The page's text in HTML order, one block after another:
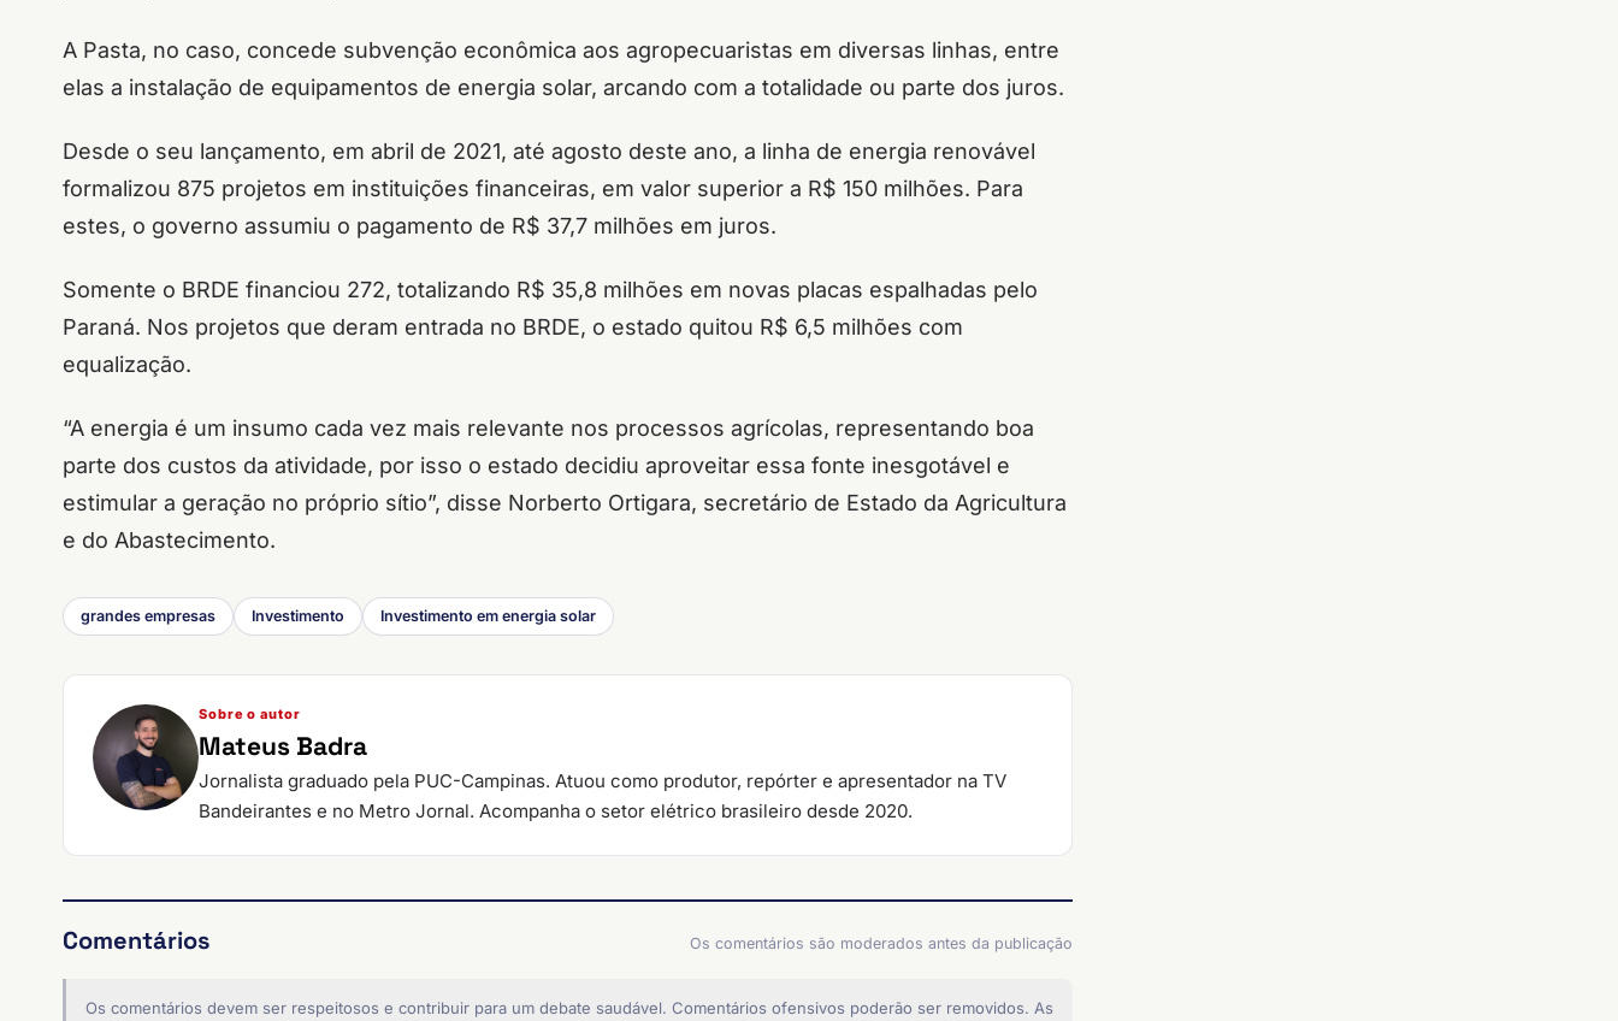
A Pasta, no caso, concede subvenção econômica aos agropecuaristas em diversas linhas, entre
elas a instalação de equipamentos de energia solar, arcando com a totalidade ou parte dos juros.
Desde o seu lançamento, em abril de 2021, até agosto deste ano, a linha de energia renovável
formalizou 875 projetos em instituições financeiras, em valor superior a R$ 150 milhões. Para
estes, o governo assumiu o pagamento de R$ 37,7 milhões em juros.
Somente o BRDE financiou 272, totalizando R$ 35,8 milhões em novas placas espalhadas pelo
Paraná. Nos projetos que deram entrada no BRDE, o estado quitou R$ 6,5 milhões com
equalização.
“A energia é um insumo cada vez mais relevante nos processos agrícolas, representando boa
parte dos custos da atividade, por isso o estado decidiu aproveitar essa fonte inesgotável e
estimular a geração no próprio sítio”, disse Norberto Ortigara, secretário de Estado da Agricultura
e do Abastecimento.
grandes empresas Investimento Investimento em energia solar
Sobre o autor
Mateus Badra
Jornalista graduado pela PUC-Campinas. Atuou como produtor, repórter e apresentador na TV
Bandeirantes e no Metro Jornal. Acompanha o setor elétrico brasileiro desde 2020.
Comentários Os comentários são moderados antes da publicação
Os comentários devem ser respeitosos e contribuir para um debate saudável. Comentários ofensivos poderão ser removidos. As